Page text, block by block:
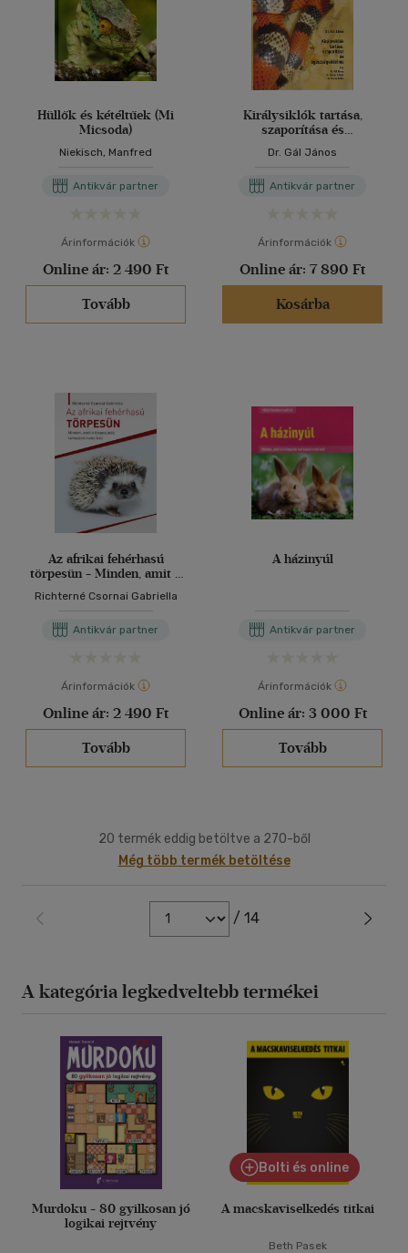
Hüllők és kétéltűek (Mi
Micsoda)
Niekisch, Manfred
Antikvár partner
Árinformációk
Online ár: 2 490 Ft
Tovább
Királysiklók tartása,
szaporítása és
Dr. Gál János
Antikvár partner
Árinformációk
Online ár: 7 890 Ft
Kosárba
Az afrikai fehérhasú
törpesün - Minden, amit a
tudni kell
Richterné Csornai Gabriella
Antikvár partner
Árinformációk
Online ár: 2 490 Ft
Tovább
A házinyúl
Antikvár partner
Árinformációk
Online ár: 3 000 Ft
Tovább
20 termék eddig betöltve a 270-ből
Még több termék betöltése
/ 14
A kategória legkedveltebb termékei
Murdoku - 80 gyilkosan jó
logikai rejtvény
Bolti és online
A macskaviselkedés titkai
Beth Pasek